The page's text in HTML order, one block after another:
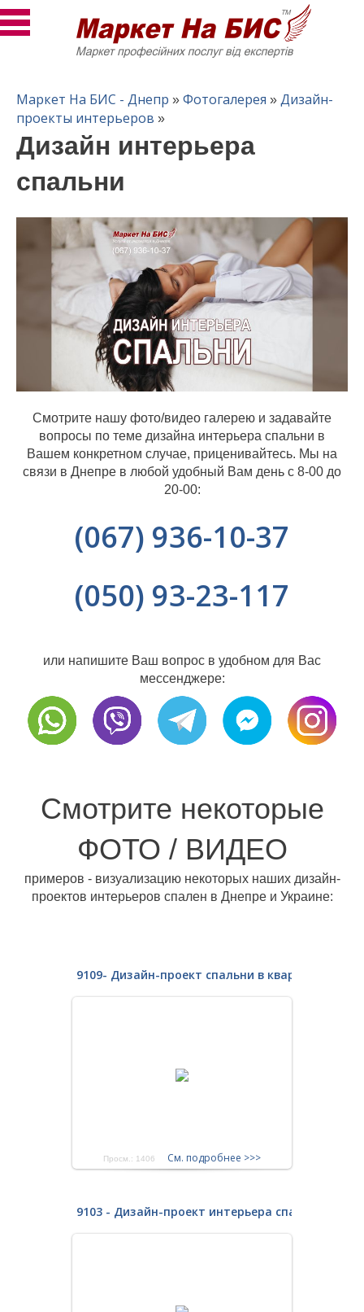
Маркет На БИС - Днепр » Фотогалерея » Дизайн-
проекты интерьеров »
Дизайн интерьера
спальни
Смотрите нашу фото/видео галерею и задавайте
вопросы по теме дизайна интерьера спальни в
Вашем конкретном случае, приценивайтесь. Мы на
связи в Днепре в любой удобный Вам день с 8-00 до
20-00:
(067) 936-10-37
(050) 93-23-117
или напишите Ваш вопрос в удобном для Вас
мессенджере:
Смотрите некоторые
ФОТО / ВИДЕО
примеров - визуализацию некоторых наших дизайн-
проектов интерьеров спален в Днепре и Украине:
9109- Дизайн-проект спальни в квартире
Просм.: 1406 См. подробнее >>>
9103 - Дизайн-проект интерьера спальни